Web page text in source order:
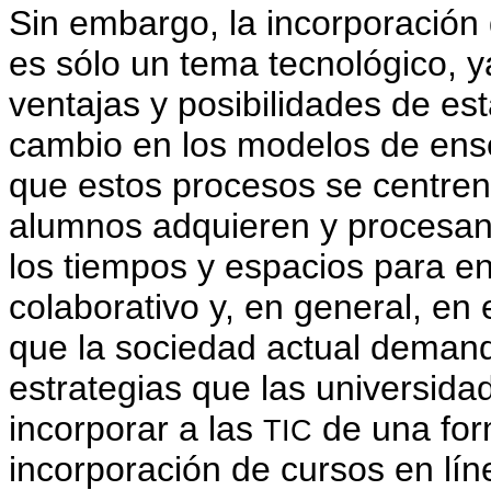
Sin embargo, la
es sólo un tema tecnológico,
ventajas y posibilidades de
cambio en los modelos de
que estos procesos se
alumnos adquieren y
los tiempos y espacios para
colaborativo y, en general,
que la sociedad actual
estrategias que las
incorporar a las TIC de una
incorporación de cursos en